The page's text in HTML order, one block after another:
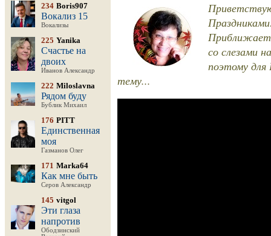
234 Boris907
Вокализ 15
Вокализы
225 Yanika
Счастье на
двоих
Иванов Александр
222 Miloslavna
Рядом буду
Бублик Михаил
176 PITT
Единственная
моя
Газманов Олег
171 Marka64
Как мне быть
Серов Александр
145 vitgol
Эти глаза
напротив
Ободзинский
со слезами
поэтому для
тему...